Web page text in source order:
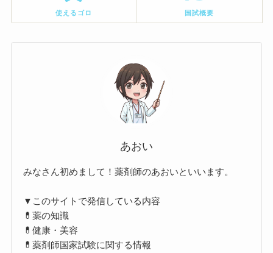
使えるゴロ 国試概要
あおい
みなさん初めまして！薬剤師のあおいといいます。
▼このサイトで発信している内容
💊薬の知識
💊健康・美容
💊薬剤師国家試験に関する情報